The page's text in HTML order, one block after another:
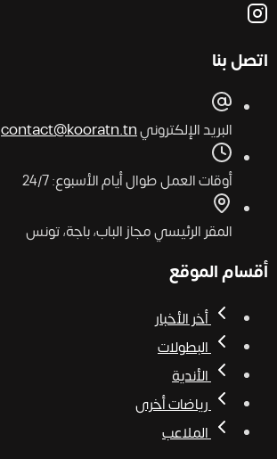
اتصل بنا
البريد الإلكترونيcontact@kooratn.tn
أوقات العملطوال أيام الأسبوع: 24/7
المقر الرئيسيمجاز الباب، باجة، تونس
أقسام الموقع
أخر الأخبار
البطولات
الأندية
رياضات أخرى
الملاعب